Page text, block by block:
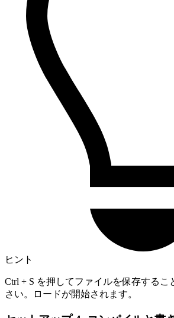
ヒント
Ctrl + S を押してファイルを保存するこ
さい。ロードが開始されます。